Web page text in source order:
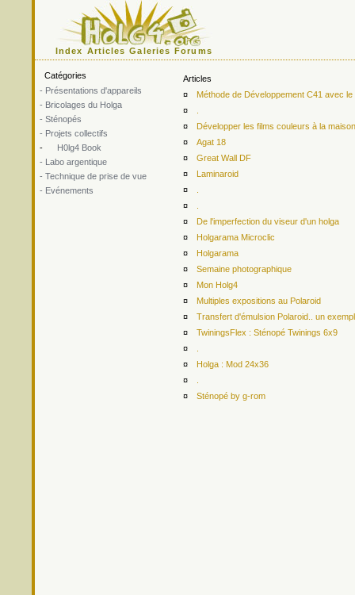
Index Articles Galeries Forums
Catégories
- Présentations d'appareils
- Bricolages du Holga
- Sténopés
- Projets collectifs
-
H0lg4 Book
- Labo argentique
- Technique de prise de vue
- Evénements
Articles
¤
Méthode de Développement C41 avec
¤
¤
Développer les films couleurs à la
¤
Agat 18
¤
Great Wall DF
¤
Laminaroid
¤
¤
¤
De l'imperfection du viseur d'un holga
¤
Holgarama Microclic
¤
Holgarama
¤
Semaine photographique
¤
Mon Holg4
¤
Multiples expositions au Polaroid
¤
Transfert d'émulsion Polaroid.. un
¤
TwiningsFlex : Sténopé Twinings 6x9
¤
¤
Holga : Mod 24x36
¤
¤
Sténopé by g-rom